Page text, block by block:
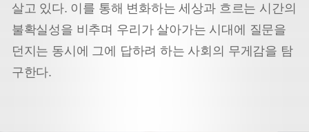
살고 있다. 이를 통해 변화하는 세상과 흐르는 시간의
불확실성을 비추며 우리가 살아가는 시대에 질문을
던지는 동시에 그에 답하려 하는 사회의 무게감을 탐
구한다.